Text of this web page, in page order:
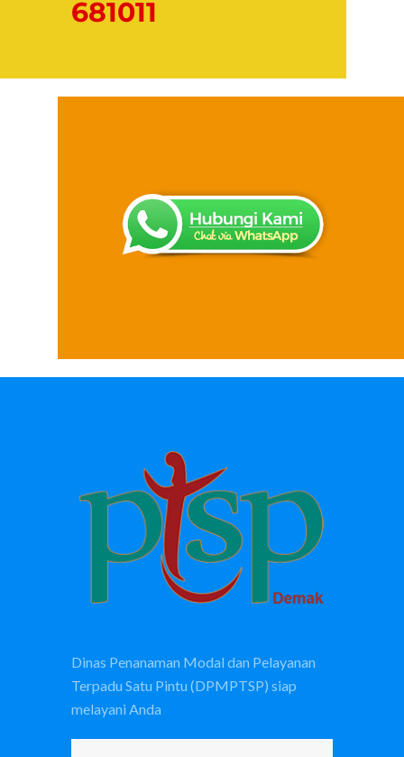
681011
Dinas Penanaman Modal dan Pelayanan
Terpadu Satu Pintu (DPMPTSP) siap
melayani Anda